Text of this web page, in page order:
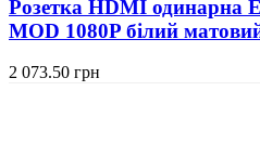
Розетка HDMI одинарна
MOD 1080P білий
2 073.50 грн